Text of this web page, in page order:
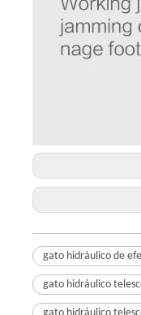
gato hidráulico de
gato hidráulico